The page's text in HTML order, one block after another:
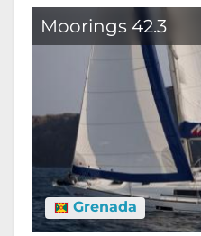
Moorings 42.3
Grenada